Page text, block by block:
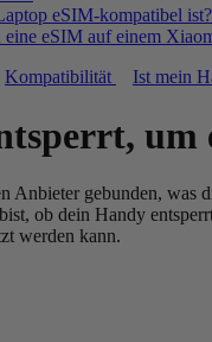
eSIM-kompatibel ist?
eSIM auf einem
Kompatibilität Ist mein
um
Anbieter gebunden, was
ob dein Handy
werden kann.